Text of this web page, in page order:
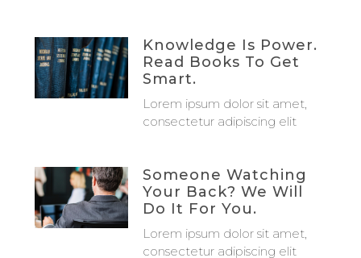
Knowledge Is Power.
Read Books To Get
Smart.
Lorem ipsum dolor sit amet,
consectetur adipiscing elit
Someone Watching
Your Back? We Will
Do It For You.
Lorem ipsum dolor sit amet,
consectetur adipiscing elit